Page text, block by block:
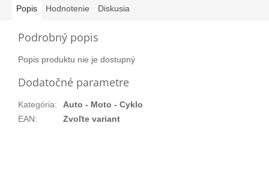
Popis Hodnotenie Diskusia
Podrobný popis
Popis produktu nie je dostupný
Dodatočné parametre
Kategória:
Auto - Moto - Cyklo
EAN: Zvoľte variant